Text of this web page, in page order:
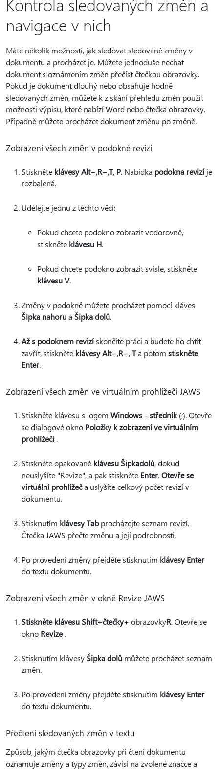
Kontrola sledovaných změn a
navigace v nich
Máte několik možností, jak sledovat sledované změny v
dokumentu a procházet je. Můžete jednoduše nechat
dokument s oznámením změn přečíst čtečkou obrazovky.
Pokud je dokument dlouhý nebo obsahuje hodně
sledovaných změn, můžete k získání přehledu změn použít
možnosti výpisu, které nabízí Word nebo čtečka obrazovky.
Případně můžete procházet dokument změnu po změně.
Zobrazení všech změn v podokně revizí
Stiskněte klávesy Alt+,R+,T, P. Nabídka podokna revizíje
rozbalená.
Udělejte jednu z těchto věcí:
Pokud chcete podokno zobrazit vodorovně,
stiskněte klávesu H.
Pokud chcete podokno zobrazit svisle, stiskněte
klávesu V.
Změny v podokně můžete procházet pomocí kláves
Šipka nahorua Šipka dolů.
Až s podoknem revizískončíte práci a budete ho chtít
zavřít, stiskněte klávesy Alt+,R+,Ta potom stiskněte
Enter.
Zobrazení všech změn ve virtuálním prohlížeči JAWS
Stiskněte klávesu s logem Windows +středník(;). Otevře
se dialogové okno Položky k zobrazení ve virtuálním
prohlížeči .
Stiskněte opakovaně klávesu Šipkadolů, dokud
neuslyšíte "Revize", a pak stiskněte Enter.Otevře se
virtuální prohlížeča uslyšíte celkový počet revizí v
dokumentu.
Stisknutím klávesy Tabprocházejte seznam revizí.
Čtečka JAWS přečte změnu a její podrobnosti.
Po provedení změny přejděte stisknutím klávesy Enter
do textu dokumentu.
Zobrazení všech změn v okně Revize JAWS
Stiskněte klávesu Shift+čtečky+ obrazovkyR. Otevře se
okno Revize.
Stisknutím klávesy Šipka dolů můžete procházet seznam
změn.
Po provedení změny přejděte stisknutím klávesy Enter
do textu dokumentu.
Přečtení sledovaných změn v textu
Způsob, jakým čtečka obrazovky při čtení dokumentu
oznamuje změny a typy změn, závisí na zvolené značce a